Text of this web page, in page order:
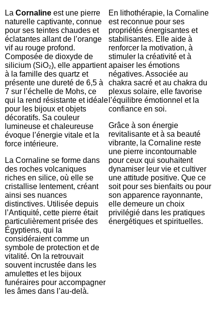
La Cornaline est une pierre
naturelle captivante, connue
pour ses teintes chaudes et
éclatantes allant de l’orange
vif au rouge profond.
Composée de dioxyde de
silicium (SiO₂), elle appartient
à la famille des quartz et
présente une dureté de 6,5 à
7 sur l’échelle de Mohs, ce
qui la rend résistante et idéale
pour les bijoux et objets
décoratifs. Sa couleur
lumineuse et chaleureuse
évoque l’énergie vitale et la
force intérieure.
La Cornaline se forme dans
des roches volcaniques
riches en silice, où elle se
cristallise lentement, créant
ainsi ses nuances
distinctives. Utilisée depuis
l’Antiquité, cette pierre était
particulièrement prisée des
Égyptiens, qui la
considéraient comme un
symbole de protection et de
vitalité. On la retrouvait
souvent incrustée dans les
amulettes et les bijoux
funéraires pour accompagner
les âmes dans l’au-delà.
En lithothérapie, la Cornaline
est reconnue pour ses
propriétés énergisantes et
stabilisantes. Elle aide à
renforcer la motivation, à
stimuler la créativité et à
apaiser les émotions
négatives. Associée au
chakra sacré et au chakra du
plexus solaire, elle favorise
l’équilibre émotionnel et la
confiance en soi.
Grâce à son énergie
revitalisante et à sa beauté
vibrante, la Cornaline reste
une pierre incontournable
pour ceux qui souhaitent
dynamiser leur vie et cultiver
une attitude positive. Que ce
soit pour ses bienfaits ou pour
son apparence rayonnante,
elle demeure un choix
privilégié dans les pratiques
énergétiques et spirituelles.